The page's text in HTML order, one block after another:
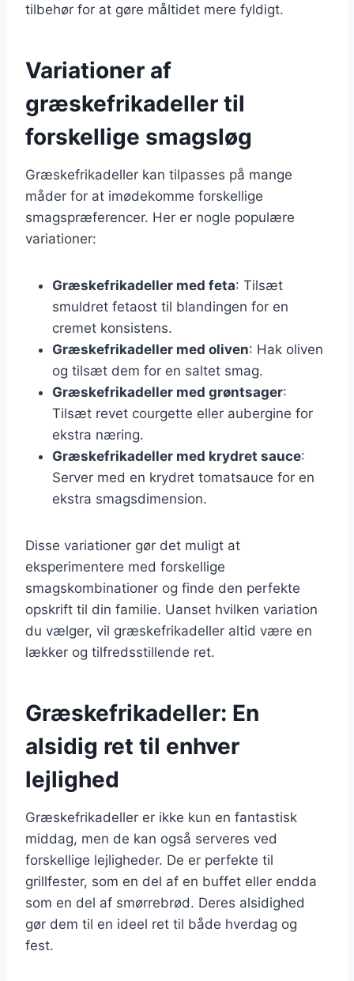
tilbehør for at gøre måltidet mere fyldigt.
Variationer af
græskefrikadeller til
forskellige smagsløg
Græskefrikadeller kan tilpasses på mange
måder for at imødekomme forskellige
smagspræferencer. Her er nogle populære
variationer:
Græskefrikadeller med feta: Tilsæt
smuldret fetaost til blandingen for en
cremet konsistens.
Græskefrikadeller med oliven: Hak oliven
og tilsæt dem for en saltet smag.
Græskefrikadeller med grøntsager:
Tilsæt revet courgette eller aubergine for
ekstra næring.
Græskefrikadeller med krydret sauce:
Server med en krydret tomatsauce for en
ekstra smagsdimension.
Disse variationer gør det muligt at
eksperimentere med forskellige
smagskombinationer og finde den perfekte
opskrift til din familie. Uanset hvilken variation
du vælger, vil græskefrikadeller altid være en
lækker og tilfredsstillende ret.
Græskefrikadeller: En
alsidig ret til enhver
lejlighed
Græskefrikadeller er ikke kun en fantastisk
middag, men de kan også serveres ved
forskellige lejligheder. De er perfekte til
grillfester, som en del af en buffet eller endda
som en del af smørrebrød. Deres alsidighed
gør dem til en ideel ret til både hverdag og
fest.